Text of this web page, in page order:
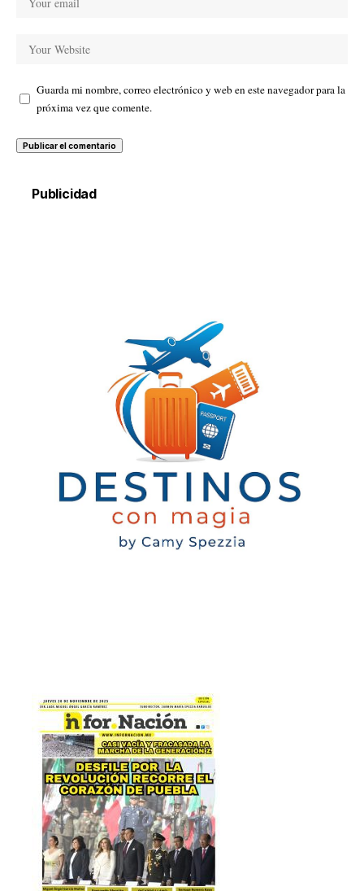
Guarda mi nombre, correo electrónico y web en este navegador para la
próxima vez que comente.
Publicidad